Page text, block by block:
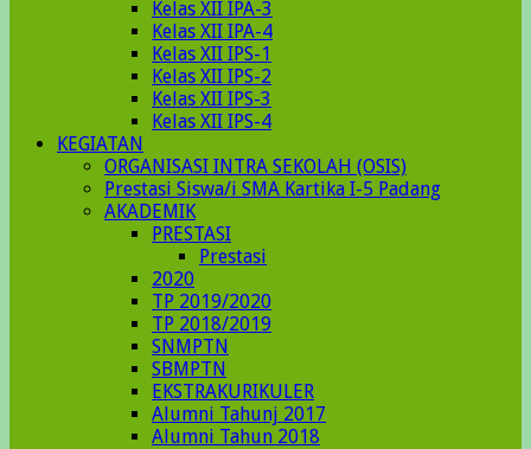
Kelas XII IPA-3
Kelas XII IPA-4
Kelas XII IPS-1
Kelas XII IPS-2
Kelas XII IPS-3
Kelas XII IPS-4
KEGIATAN
ORGANISASI INTRA SEKOLAH (OSIS)
Prestasi Siswa/i SMA Kartika I-5 Padang
AKADEMIK
PRESTASI
Prestasi
2020
TP 2019/2020
TP 2018/2019
SNMPTN
SBMPTN
EKSTRAKURIKULER
Alumni Tahunj 2017
Alumni Tahun 2018